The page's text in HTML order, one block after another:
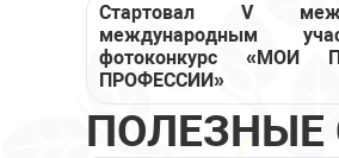
Стартовал V
международным
фотоконкурс
ПРОФЕССИИ»